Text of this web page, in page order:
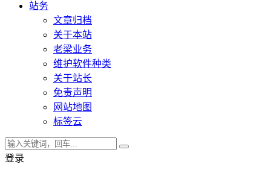
站务
文章归档
关于本站
老梁业务
维护软件种类
关于站长
免责声明
网站地图
标签云
登录